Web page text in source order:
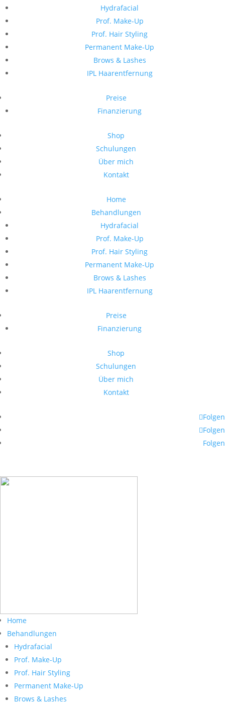
Hydrafacial
Prof. Make-Up
Prof. Hair Styling
Permanent Make-Up
Brows & Lashes
IPL Haarentfernung
Preise
Finanzierung
Shop
Schulungen
Über mich
Kontakt
Home
Behandlungen
Hydrafacial
Prof. Make-Up
Prof. Hair Styling
Permanent Make-Up
Brows & Lashes
IPL Haarentfernung
Preise
Finanzierung
Shop
Schulungen
Über mich
Kontakt
Folgen
Folgen
Folgen
Home
Behandlungen
Hydrafacial
Prof. Make-Up
Prof. Hair Styling
Permanent Make-Up
Brows & Lashes